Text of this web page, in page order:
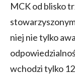
MCK od blisko
niej nie tylko
wchodzi tylko